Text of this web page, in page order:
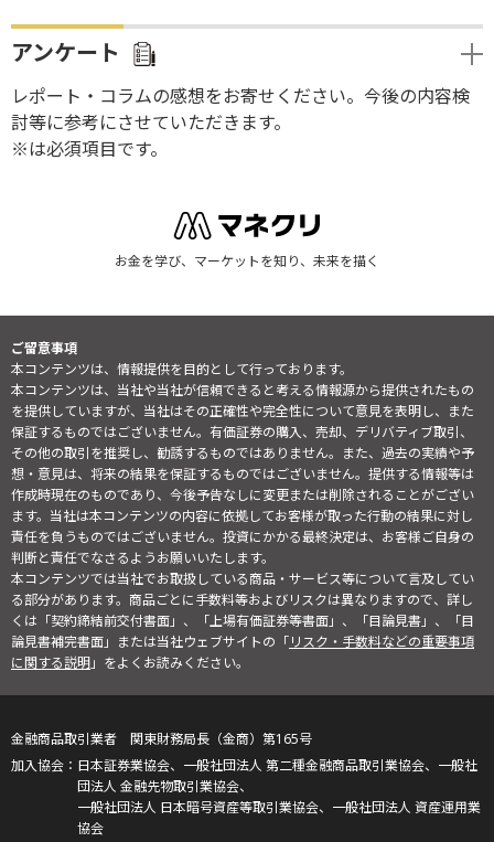
アンケート
レポート・コラムの感想をお寄せください。今後の内容検
討等に参考にさせていただきます。
※は必須項目です。
お金を学び、マーケットを知り、未来を描く
ご留意事項
本コンテンツは、情報提供を目的として行っております。
本コンテンツは、当社や当社が信頼できると考える情報源から提供されたもの
を提供していますが、当社はその正確性や完全性について意見を表明し、また
保証するものではございません。有価証券の購入、売却、デリバティブ取引、
その他の取引を推奨し、勧誘するものではありません。また、過去の実績や予
想・意見は、将来の結果を保証するものではございません。提供する情報等は
作成時現在のものであり、今後予告なしに変更または削除されることがござい
ます。当社は本コンテンツの内容に依拠してお客様が取った行動の結果に対し
責任を負うものではございません。投資にかかる最終決定は、お客様ご自身の
判断と責任でなさるようお願いいたします。
本コンテンツでは当社でお取扱している商品・サービス等について言及してい
る部分があります。商品ごとに手数料等およびリスクは異なりますので、詳し
くは「契約締結前交付書面」、「上場有価証券等書面」、「目論見書」、「目
論見書補完書面」または当社ウェブサイトの「リスク・手数料などの重要事項
に関する説明」をよくお読みください。
金融商品取引業者 関東財務局長（金商）第165号
日本証券業協会、一般社団法人 第二種金融商品取引業協会、一般社
団法人 金融先物取引業協会、
一般社団法人 日本暗号資産等取引業協会、一般社団法人 資産運用業
協会